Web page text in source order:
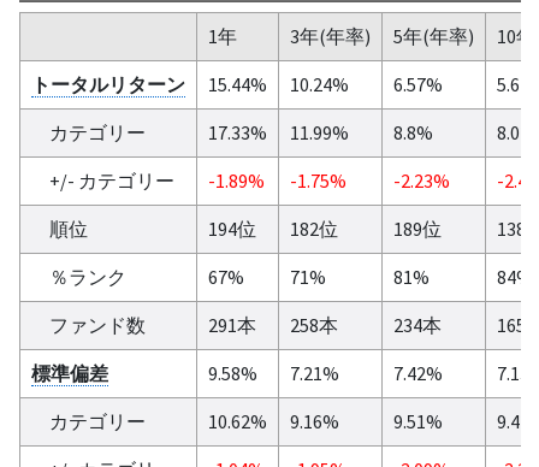
1年 3年(年率) 5年(年率)
10
トータルリターン
15.44% 10.24% 6.57%
カテゴリー
17.33% 11.99% 8.8%
+/- カテゴリー
-1.89% -1.75% -2.23%
-
順位
194位 182位 189位
138
％ランク
67% 71% 81%
84%
ファンド数
291本 258本 234本
165
標準偏差
9.58% 7.21% 7.42%
カテゴリー
10.62% 9.16% 9.51%